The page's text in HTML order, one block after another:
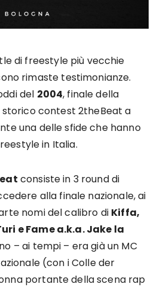
di freestyle più vecchie
rimaste testimonianze.
del 2004, finale della
contest 2theBeat a
una delle sfide che hanno
in Italia.
consiste in 3 round di
alla finale nazionale, ai
nomi del calibro di Kiffa,
e Fame a.k.a. Jake la
– ai tempi – era già un MC
(con i Colle der
portante della scena rap